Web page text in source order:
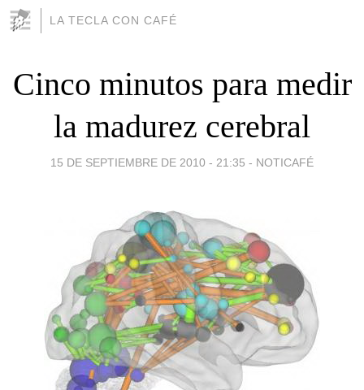
LA TECLA CON CAFÉ
Cinco minutos para medir
la madurez cerebral
15 DE SEPTIEMBRE DE 2010 - 21:35 - NOTICAFÉ